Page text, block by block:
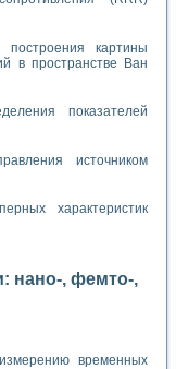
картины
в пространстве Ван
показателей
источником
характеристик
нано-, фемто-,
временных